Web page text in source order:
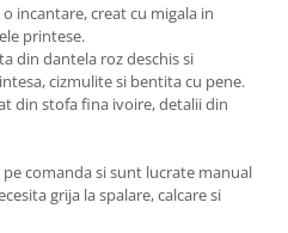
incantare, creat cu migala in
printese.
din dantela roz deschis si
cizmulite si bentita cu pene.
din stofa fina ivoire, detalii din
comanda si sunt lucrate manual
grija la spalare, calcare si